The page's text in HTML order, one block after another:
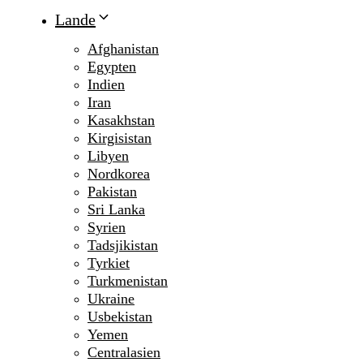
Lande
Afghanistan
Egypten
Indien
Iran
Kasakhstan
Kirgisistan
Libyen
Nordkorea
Pakistan
Sri Lanka
Syrien
Tadsjikistan
Tyrkiet
Turkmenistan
Ukraine
Usbekistan
Yemen
Centralasien